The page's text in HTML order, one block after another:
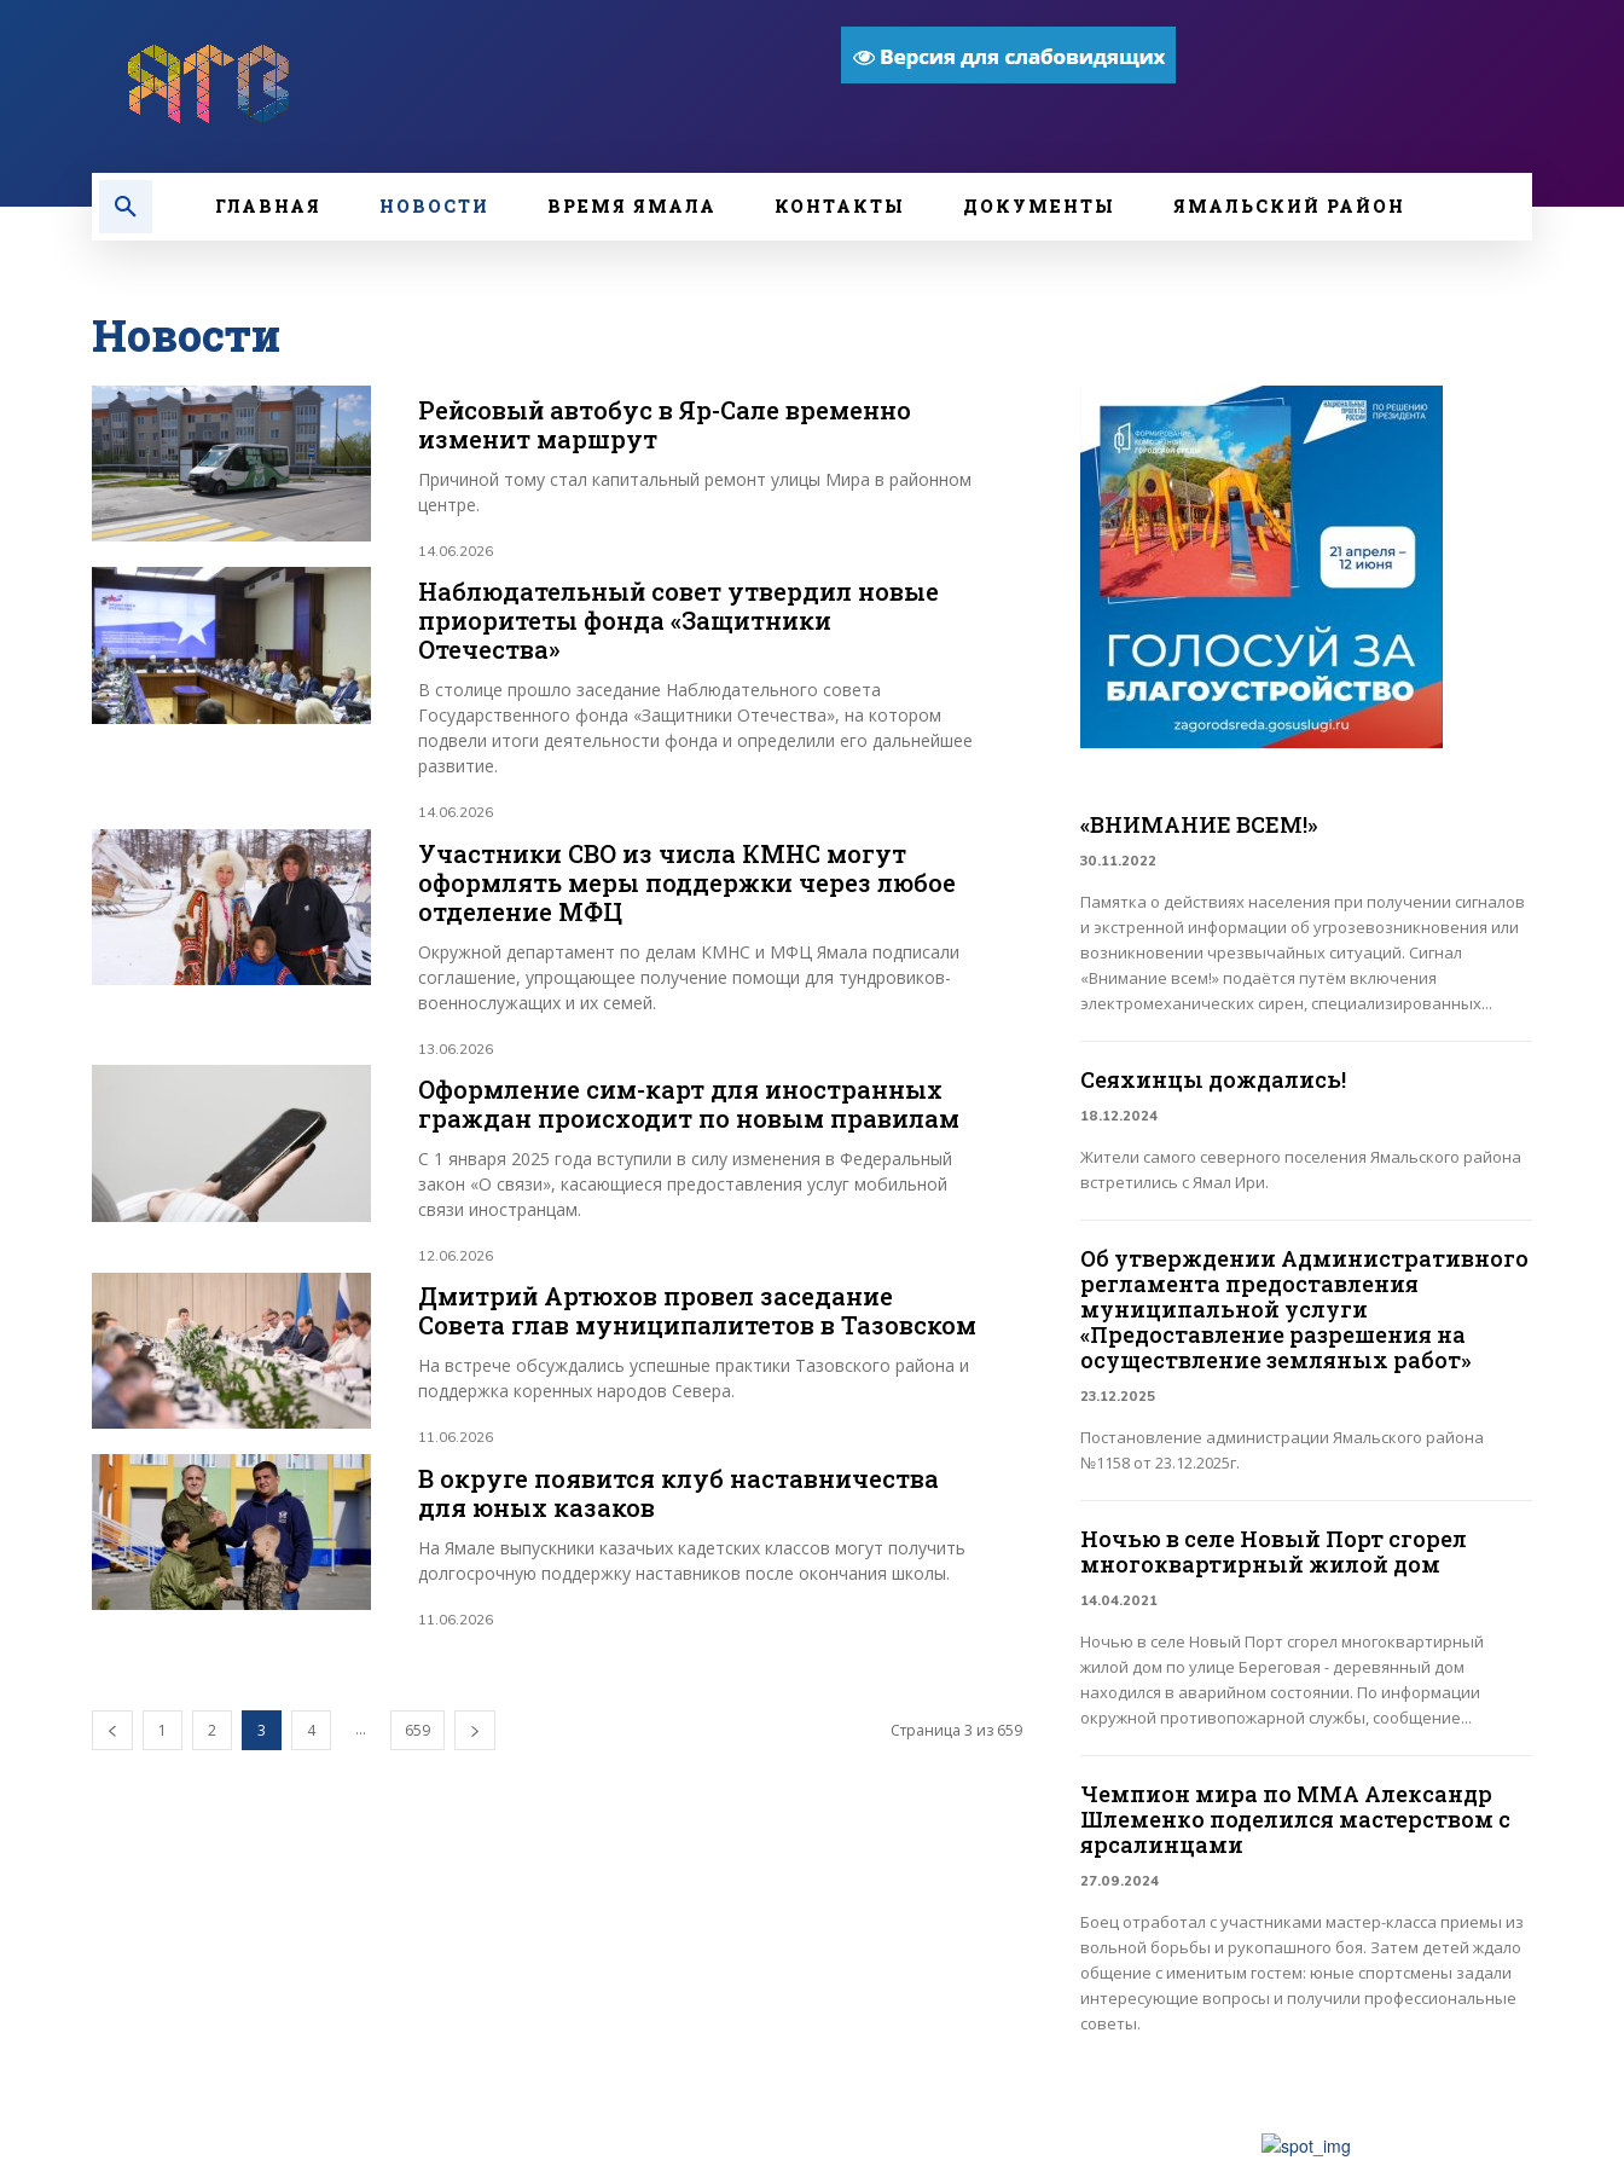
ГЛАВНАЯ НОВОСТИ ВРЕМЯ ЯМАЛА КОНТАКТЫ ДОКУМЕНТЫ ЯМАЛЬСКИЙ РАЙОН
Новости
Рейсовый автобус в Яр-Сале временно
изменит маршрут
Причиной тому стал капитальный ремонт улицы Мира в районном
центре.
14.06.2026
Наблюдательный совет утвердил новые
приоритеты фонда «Защитники
Отечества»
В столице прошло заседание Наблюдательного совета
Государственного фонда «Защитники Отечества», на котором
подвели итоги деятельности фонда и определили его дальнейшее
развитие.
14.06.2026
Участники СВО из числа КМНС могут
оформлять меры поддержки через любое
отделение МФЦ
Окружной департамент по делам КМНС и МФЦ Ямала подписали
соглашение, упрощающее получение помощи для тундровиков-
военнослужащих и их семей.
13.06.2026
Оформление сим-карт для иностранных
граждан происходит по новым правилам
С 1 января 2025 года вступили в силу изменения в Федеральный
закон «О связи», касающиеся предоставления услуг мобильной
связи иностранцам.
12.06.2026
Дмитрий Артюхов провел заседание
Совета глав муниципалитетов в Тазовском
На встрече обсуждались успешные практики Тазовского района и
поддержка коренных народов Севера.
11.06.2026
В округе появится клуб наставничества
для юных казаков
На Ямале выпускники казачьих кадетских классов могут получить
долгосрочную поддержку наставников после окончания школы.
11.06.2026
1 2 3 4 ... 659 Страница 3 из 659
«ВНИМАНИЕ ВСЕМ!»
30.11.2022
Памятка о действиях населения при получении сигналов
и экстренной информации об угрозевозникновения или
возникновении чрезвычайных ситуаций. Сигнал
«Внимание всем!» подаётся путём включения
электромеханических сирен, специализированных...
Сеяхинцы дождались!
18.12.2024
Жители самого северного поселения Ямальского района
встретились с Ямал Ири.
Об утверждении Административного
регламента предоставления
муниципальной услуги
«Предоставление разрешения на
осуществление земляных работ»
23.12.2025
Постановление администрации Ямальского района
№1158 от 23.12.2025г.
Ночью в селе Новый Порт сгорел
многоквартирный жилой дом
14.04.2021
Ночью в селе Новый Порт сгорел многоквартирный
жилой дом по улице Береговая - деревянный дом
находился в аварийном состоянии. По информации
окружной противопожарной службы, сообщение...
Чемпион мира по ММА Александр
Шлеменко поделился мастерством с
ярсалинцами
27.09.2024
Боец отработал с участниками мастер-класса приемы из
вольной борьбы и рукопашного боя. Затем детей ждало
общение с именитым гостем: юные спортсмены задали
интересующие вопросы и получили профессиональные
советы.